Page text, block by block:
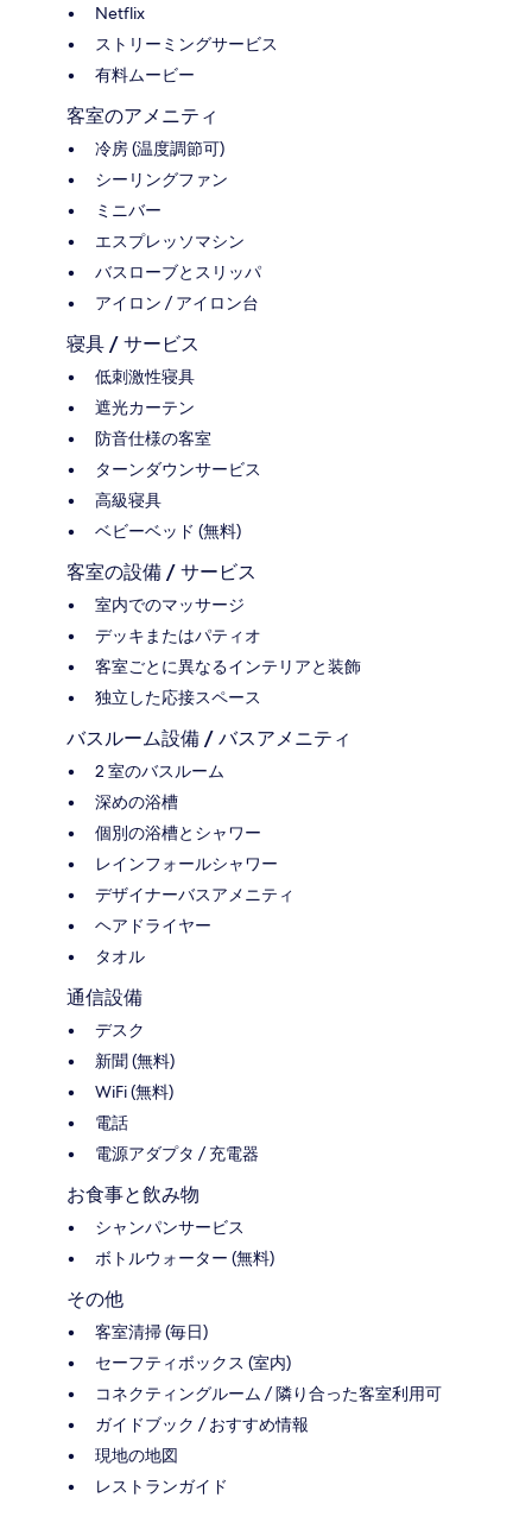
Netflix
ストリーミングサービス
有料ムービー
客室のアメニティ
冷房 (温度調節可)
シーリングファン
ミニバー
エスプレッソマシン
バスローブとスリッパ
アイロン / アイロン台
寝具 / サービス
低刺激性寝具
遮光カーテン
防音仕様の客室
ターンダウンサービス
高級寝具
ベビーベッド (無料)
客室の設備 / サービス
室内でのマッサージ
デッキまたはパティオ
客室ごとに異なるインテリアと装飾
独立した応接スペース
バスルーム設備 / バスアメニティ
2 室のバスルーム
深めの浴槽
個別の浴槽とシャワー
レインフォールシャワー
デザイナーバスアメニティ
ヘアドライヤー
タオル
通信設備
デスク
新聞 (無料)
WiFi (無料)
電話
電源アダプタ / 充電器
お食事と飲み物
シャンパンサービス
ボトルウォーター (無料)
その他
客室清掃 (毎日)
セーフティボックス (室内)
コネクティングルーム / 隣り合った客室利用可
ガイドブック / おすすめ情報
現地の地図
レストランガイド